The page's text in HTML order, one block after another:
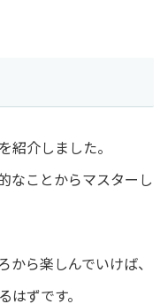
紹介しました。
なことからマスターし
ら楽しんでいけば、
ずです。